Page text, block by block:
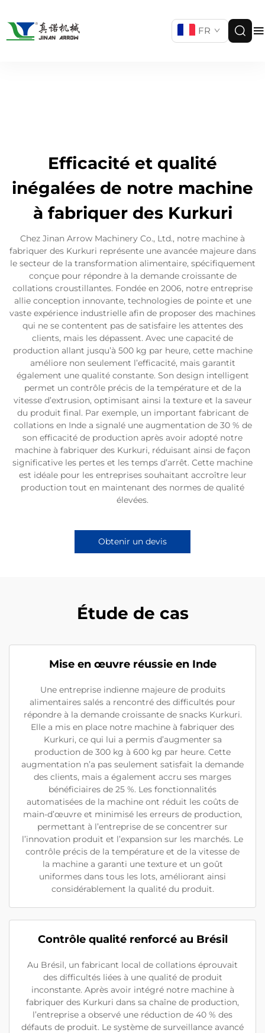
FR
Efficacité et qualité
inégalées de notre machine
à fabriquer des Kurkuri
Chez Jinan Arrow Machinery Co., Ltd., notre machine à
fabriquer des Kurkuri représente une avancée majeure dans
le secteur de la transformation alimentaire, spécifiquement
conçue pour répondre à la demande croissante de
collations croustillantes. Fondée en 2006, notre entreprise
allie conception innovante, technologies de pointe et une
vaste expérience industrielle afin de proposer des machines
qui ne se contentent pas de satisfaire les attentes des
clients, mais les dépassent. Avec une capacité de
production allant jusqu’à 500 kg par heure, cette machine
améliore non seulement l’efficacité, mais garantit
également une qualité constante. Son design intelligent
permet un contrôle précis de la température et de la
vitesse d’extrusion, optimisant ainsi la texture et la saveur
du produit final. Par exemple, un important fabricant de
collations en Inde a signalé une augmentation de 30 % de
son efficacité de production après avoir adopté notre
machine à fabriquer des Kurkuri, réduisant ainsi de façon
significative les pertes et les temps d’arrêt. Cette machine
est idéale pour les entreprises souhaitant accroître leur
production tout en maintenant des normes de qualité
élevées.
Obtenir un devis
Étude de cas
Mise en œuvre réussie en Inde
Une entreprise indienne majeure de produits
alimentaires salés a rencontré des difficultés pour
répondre à la demande croissante de snacks Kurkuri.
Elle a mis en place notre machine à fabriquer des
Kurkuri, ce qui lui a permis d’augmenter sa
production de 300 kg à 600 kg par heure. Cette
augmentation n’a pas seulement satisfait la demande
des clients, mais a également accru ses marges
bénéficiaires de 25 %. Les fonctionnalités
automatisées de la machine ont réduit les coûts de
main-d’œuvre et minimisé les erreurs de production,
permettant à l’entreprise de se concentrer sur
l’innovation produit et l’expansion sur les marchés. Le
contrôle précis de la température et de la vitesse de
la machine a garanti une texture et un goût
uniformes dans tous les lots, améliorant ainsi
considérablement la qualité du produit.
Contrôle qualité renforcé au Brésil
Au Brésil, un fabricant local de collations éprouvait
des difficultés liées à une qualité de produit
inconstante. Après avoir intégré notre machine à
fabriquer des Kurkuri dans sa chaîne de production,
l’entreprise a observé une réduction de 40 % des
défauts de produit. Le système de surveillance avancé